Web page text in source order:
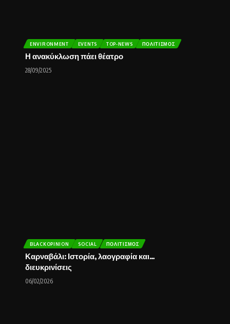
ENVIRONMENT EVENTS TOP-NEWS ΠΟΛΙΤΙΣΜΌΣ
Η ανακύκλωση πάει θέατρο
28/09/2025
BLACKOPINION SOCIAL ΠΟΛΙΤΙΣΜΌΣ
Καρναβάλι: Ιστορία, λαογραφία και…
διευκρινίσεις
06/02/2026